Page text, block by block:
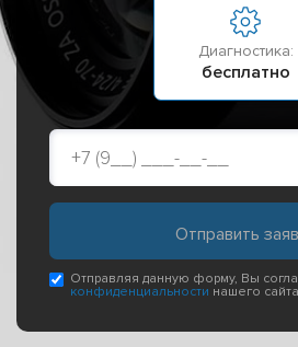
Диагностика:
бесплатно
Отправляя данную форму, Вы
конфиденциальности нашего сайта